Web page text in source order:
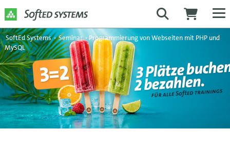
SoftEd Systems › Seminar › Programmierung von Webseiten mit PHP und
MySQL